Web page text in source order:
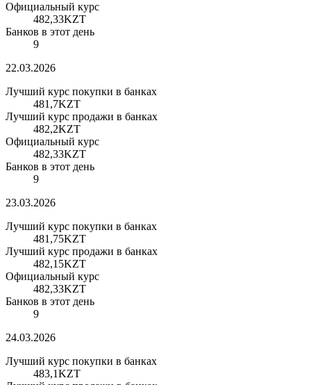
Официальный курс
482,33KZT
Банков в этот день
9
22.03.2026
Лучший курс покупки в банках
481,7KZT
Лучший курс продажи в банках
482,2KZT
Официальный курс
482,33KZT
Банков в этот день
9
23.03.2026
Лучший курс покупки в банках
481,75KZT
Лучший курс продажи в банках
482,15KZT
Официальный курс
482,33KZT
Банков в этот день
9
24.03.2026
Лучший курс покупки в банках
483,1KZT